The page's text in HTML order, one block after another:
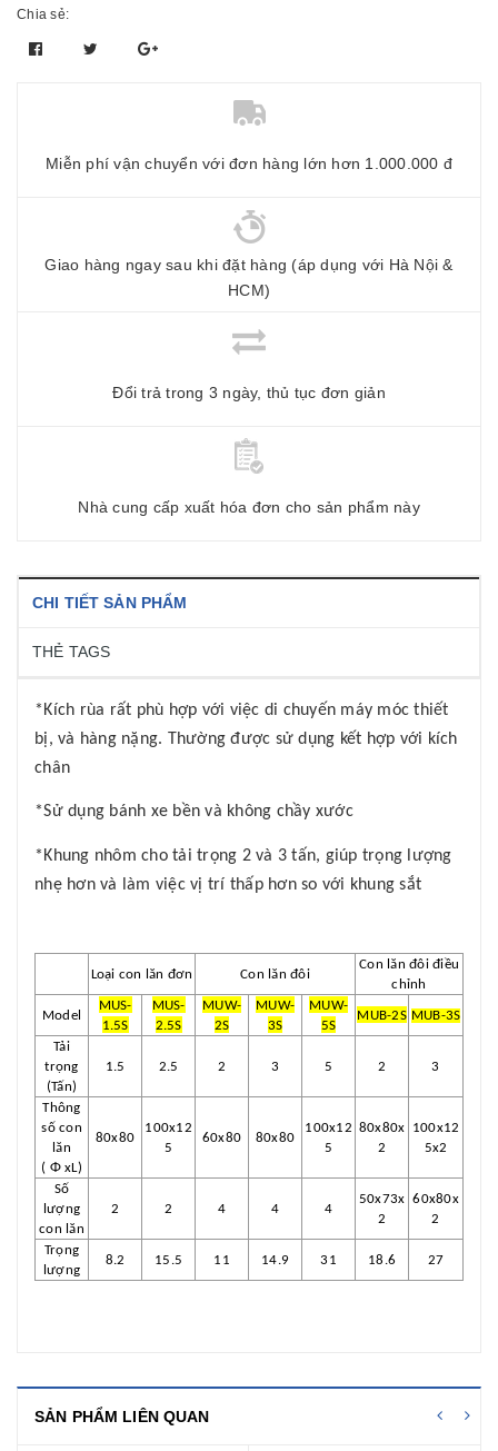
Chia sẻ:
Miễn phí vận chuyển với đơn hàng lớn hơn 1.000.000 đ
Giao hàng ngay sau khi đặt hàng (áp dụng với Hà Nội &
HCM)
Đổi trả trong 3 ngày, thủ tục đơn giản
Nhà cung cấp xuất hóa đơn cho sản phẩm này
CHI TIẾT SẢN PHẨM
THẺ TAGS
*Kích rùa rất phù hợp với việc di chuyến máy móc thiết
bị, và hàng nặng. Thường được sử dụng kết hợp với kích
chân
*Sử dụng bánh xe bền và không chầy xước
*Khung nhôm cho tải trọng 2 và 3 tấn, giúp trọng lượng
nhẹ hơn và làm việc vị trí thấp hơn so với khung sắt
Loại con lăn đơn Con lăn đôi
Con lăn đôi điều
chỉnh
Model
MUS-
1.5S
MUS-
2.5S
MUW-
2S
MUW-
3S
MUW-
5S
MUB-2S MUB-3S
Tải
trọng
(Tấn)
1.5 2.5 2 3 5 2 3
Thông
số con
lăn
( Φ xL)
80x80
100x12
5
60x80 80x80
100x12
5
80x80x
2
100x12
5x2
Số
lượng
con lăn
2 2 4 4 4
50x73x
2
60x80x
2
Trọng
lượng
8.2 15.5 11 14.9 31 18.6 27
SẢN PHẨM LIÊN QUAN